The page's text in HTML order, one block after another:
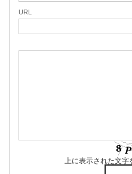
URL
上に表示された文字